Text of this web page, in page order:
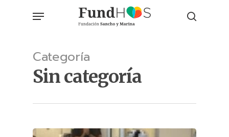
content
search
Menu
Categoría
Sin categoría